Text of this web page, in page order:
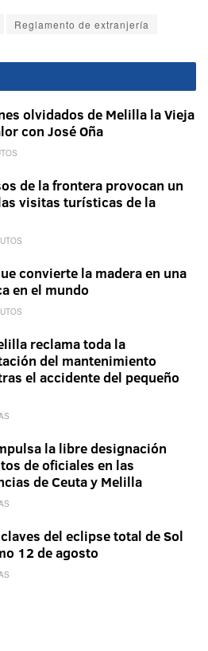
Reglamento de extranjería
olvidados de Melilla la Vieja
con José Oña
de la frontera provocan un
visitas turísticas de la
convierte la madera en una
en el mundo
reclama toda la
del mantenimiento
el accidente del pequeño
la libre designación
de oficiales en las
de Ceuta y Melilla
del eclipse total de Sol
12 de agosto